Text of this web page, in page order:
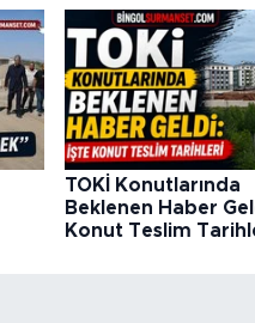
TOKİ Konutlarında
Beklenen Haber
Konut Teslim